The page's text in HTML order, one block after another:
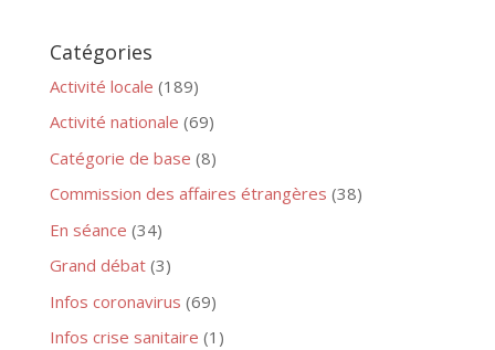
Catégories
Activité locale (189)
Activité nationale (69)
Catégorie de base (8)
Commission des affaires étrangères (38)
En séance (34)
Grand débat(3)
Infos coronavirus (69)
Infos crise sanitaire (1)